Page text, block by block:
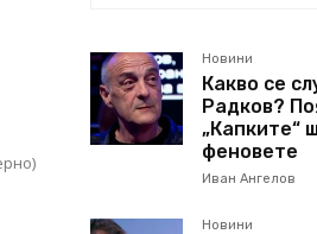
Новини
Какво се
Радков?
„Капките“
феновете
Иван Ангелов
Новини